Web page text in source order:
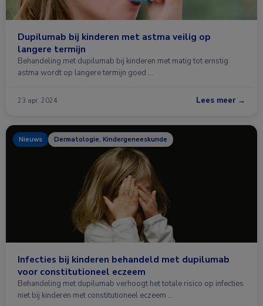
Dupilumab bij kinderen met astma veilig op
langere termijn
Behandeling met dupilumab bij kinderen met matig tot ernstig
astma wordt op langere termijn goed …
23 apr. 2024 Lees meer →
Nieuws Dermatologie, Kindergeneeskunde
Infecties bij kinderen behandeld met dupilumab
voor constitutioneel eczeem
Behandeling met dupilumab verhoogt het totale risico op infecties
niet bij kinderen met constitutioneel eczeem …